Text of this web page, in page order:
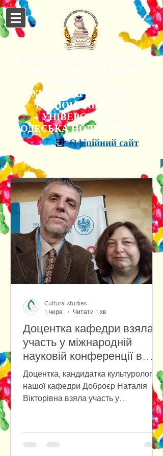
ГУМАНІТАРНИХ НАУК
НАЦІОНАЛЬНОГО
УНІВЕРСИТЕТУ
"ОДЕСЬКА ПОЛІТЕХНІКА"
Офіційний сайт
Доцентка кафедри взяла
участь у міжнародній
науковій конференції в
Університеті Вроцлава
Доцентка, кандидатка культурології
нашої кафедри Доброєр Наталія
Вікторівна взяла участь у
науковій конференції «Przyszłość już
tu jest. Polska–Ukraina–Europa: Nowy
Cultural studies
1 черв.
Читати 1 хв